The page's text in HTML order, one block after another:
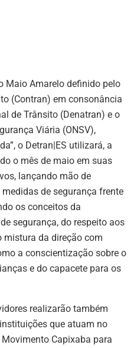
Maio Amarelo definido pelo
(Contran) em consonância
de Trânsito (Denatran) e o
Viária (ONSV),
o Detran|ES utilizará, a
o mês de maio em suas
lançando mão de
de segurança frente
os conceitos da
segurança, do respeito aos
mistura da direção com
a conscientização sobre o
e do capacete para os
realizarão também
que atuam no
Capixaba para